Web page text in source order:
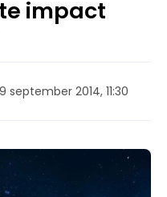
impact
9 september 2014, 11:30